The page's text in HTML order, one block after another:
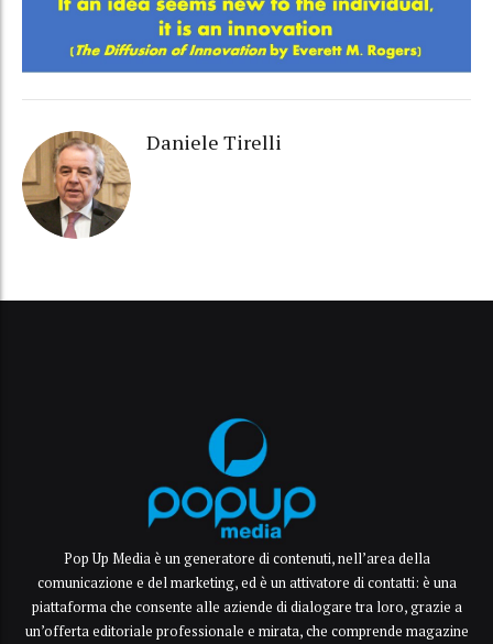
Daniele Tirelli
Pop Up Media è un generatore di contenuti, nell’area della
comunicazione e del marketing, ed è un attivatore di contatti: è una
piattaforma che consente alle aziende di dialogare tra loro, grazie a
un’offerta editoriale professionale e mirata, che comprende magazine